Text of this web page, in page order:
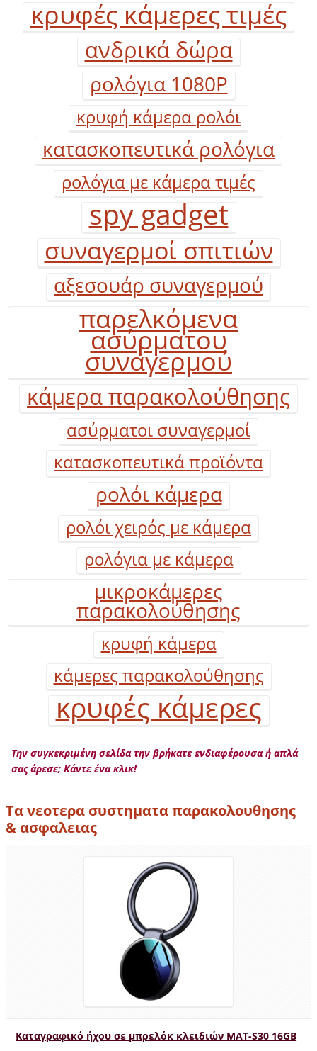
κρυφές κάμερες τιμές
ανδρικά δώρα
ρολόγια 1080P
κρυφή κάμερα ρολόι
κατασκοπευτικά ρολόγια
ρολόγια με κάμερα τιμές
spy gadget
συναγερμοί σπιτιών
αξεσουάρ συναγερμού
παρελκόμενα
ασύρματου
συναγερμού
κάμερα παρακολούθησης
ασύρματοι συναγερμοί
κατασκοπευτικά προϊόντα
ρολόι κάμερα
ρολόι χειρός με κάμερα
ρολόγια με κάμερα
μικροκάμερες
παρακολούθησης
κρυφή κάμερα
κάμερες παρακολούθησης
κρυφές κάμερες
Την συγκεκριμένη σελίδα την βρήκατε ενδιαφέρουσα ή απλά
σας άρεσε; Κάντε ένα κλικ!
Τα νεοτερα συστηματα παρακολουθησης
& ασφαλειας
Καταγραφικό ήχου σε μπρελόκ κλειδιών MAT-S30 16GB